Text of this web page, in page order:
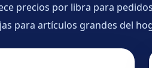
precios por libra para
para artículos grandes del